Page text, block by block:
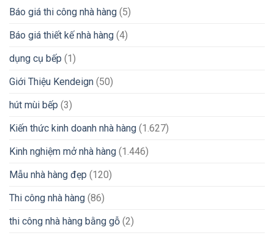
Báo giá thi công nhà hàng (5)
Báo giá thiết kế nhà hàng (4)
dụng cụ bếp (1)
Giới Thiệu Kendeign (50)
hút mùi bếp (3)
Kiến thức kinh doanh nhà hàng (1.627)
Kinh nghiệm mở nhà hàng (1.446)
Mẫu nhà hàng đẹp (120)
Thi công nhà hàng (86)
thi công nhà hàng bằng gỗ (2)